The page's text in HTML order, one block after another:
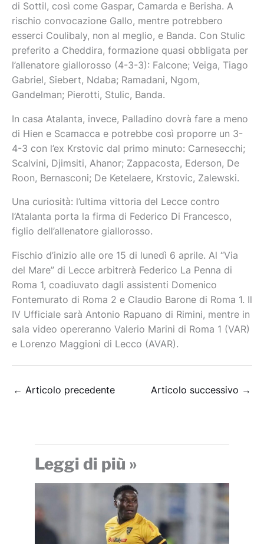
di Sottil, così come Gaspar, Camarda e Berisha. A
rischio convocazione Gallo, mentre potrebbero
esserci Coulibaly, non al meglio, e Banda. Con Stulic
preferito a Cheddira, formazione quasi obbligata per
l’allenatore giallorosso (4-3-3): Falcone; Veiga, Tiago
Gabriel, Siebert, Ndaba; Ramadani, Ngom,
Gandelman; Pierotti, Stulic, Banda.
In casa Atalanta, invece, Palladino dovrà fare a meno
di Hien e Scamacca e potrebbe così proporre un 3-
4-3 con l’ex Krstovic dal primo minuto: Carnesecchi;
Scalvini, Djimsiti, Ahanor; Zappacosta, Ederson, De
Roon, Bernasconi; De Ketelaere, Krstovic, Zalewski.
Una curiosità: l’ultima vittoria del Lecce contro
l’Atalanta porta la firma di Federico Di Francesco,
figlio dell’allenatore giallorosso.
Fischio d’inizio alle ore 15 di lunedì 6 aprile. Al “Via
del Mare” di Lecce arbitrerà Federico La Penna di
Roma 1, coadiuvato dagli assistenti Domenico
Fontemurato di Roma 2 e Claudio Barone di Roma 1. Il
IV Ufficiale sarà Antonio Rapuano di Rimini, mentre in
sala video opereranno Valerio Marini di Roma 1 (VAR)
e Lorenzo Maggioni di Lecco (AVAR).
← Articolo precedente Articolo successivo →
Leggi di più »